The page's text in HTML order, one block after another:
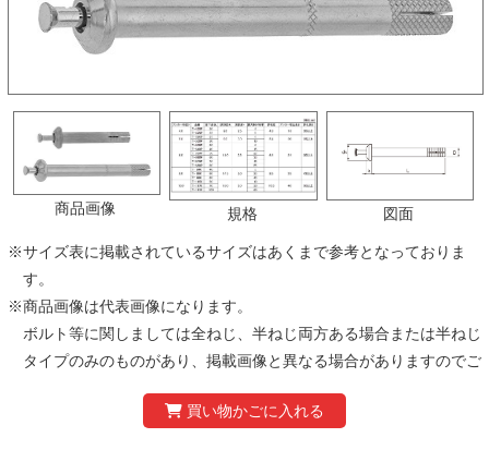
商品画像 規格 図面
※サイズ表に掲載されているサイズはあくまで参考となっておりま
す。
※商品画像は代表画像になります。
ボルト等に関しましては全ねじ、半ねじ両方ある場合または半ねじ
タイプのみのものがあり、掲載画像と異なる場合がありますのでご
製品の仕様および価格は、予告なく変更する場合があります。あら